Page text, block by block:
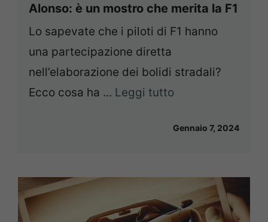
Alonso: è un mostro che merita la F1
Lo sapevate che i piloti di F1 hanno
una partecipazione diretta
nell’elaborazione dei bolidi stradali?
Ecco cosa ha ... Leggi tutto
Gennaio 7, 2024